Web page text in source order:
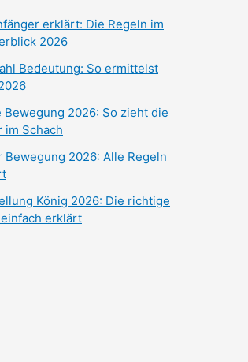
erklärt: Die Regeln im
2026
Bedeutung: So ermittelst
Bewegung 2026: So zieht die
im Schach
Bewegung 2026: Alle Regeln
König 2026: Die richtige
erklärt